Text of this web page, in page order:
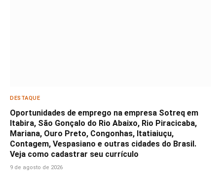
DESTAQUE
Oportunidades de emprego na empresa Sotreq em
Itabira, São Gonçalo do Rio Abaixo, Rio Piracicaba,
Mariana, Ouro Preto, Congonhas, Itatiaiuçu,
Contagem, Vespasiano e outras cidades do Brasil.
Veja como cadastrar seu currículo
9 de agosto de 2026